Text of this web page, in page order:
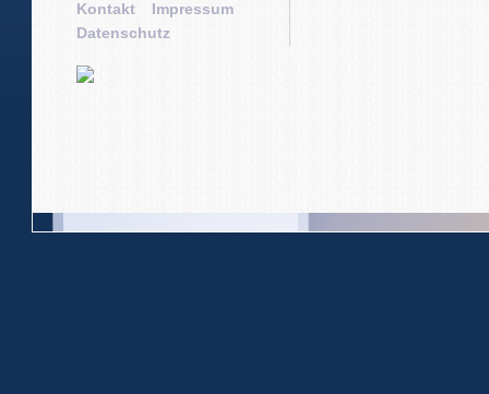
Kontakt
Impressum
Datenschutz